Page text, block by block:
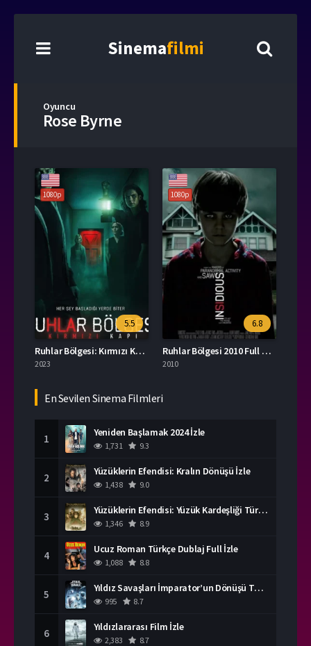
Sinemafilmi
Oyuncu
Rose Byrne
1080p
5.5
Ruhlar Bölgesi: Kırmızı Kapı Türkçe Dublaj İzle
2023
1080p
6.8
Ruhlar Bölgesi 2010 Full HD İzle
2010
En Sevilen Sinema Filmleri
1 Yeniden Başlamak 2024 İzle
1,731 9.3
2 Yüzüklerin Efendisi: Kralın Dönüşü İzle
1,438 9.0
3 Yüzüklerin Efendisi: Yüzük Kardeşliği Türkçe Dublaj İzle
1,346 8.9
4 Ucuz Roman Türkçe Dublaj Full İzle
1,088 8.8
5 Yıldız Savaşları İmparator’un Dönüşü Türkçe Dublaj İzle
995 8.7
6 Yıldızlararası Film İzle
2,383 8.7